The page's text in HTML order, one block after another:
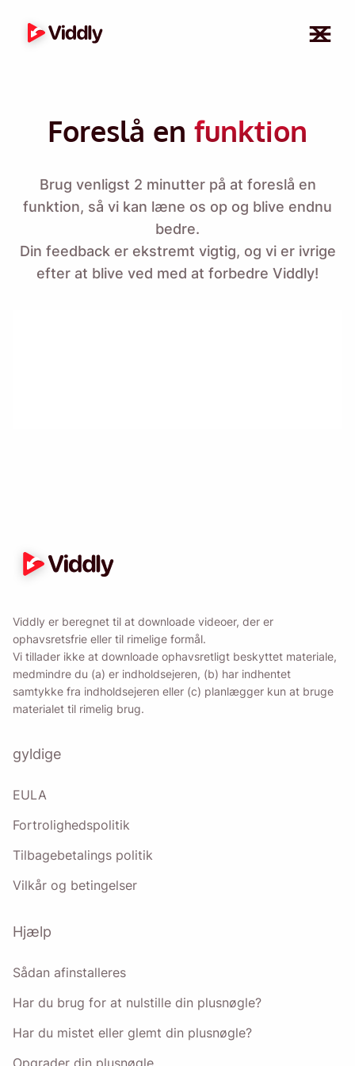
Foreslå en funktion
Brug venligst 2 minutter på at foreslå en
funktion, så vi kan læne os op og blive endnu
bedre.
Din feedback er ekstremt vigtig, og vi er ivrige
efter at blive ved med at forbedre Viddly!
Viddly er beregnet til at downloade videoer, der er
ophavsretsfrie eller til rimelige formål.
Vi tillader ikke at downloade ophavsretligt beskyttet materiale,
medmindre du (a) er indholdsejeren, (b) har indhentet
samtykke fra indholdsejeren eller (c) planlægger kun at bruge
materialet til rimelig brug.
gyldige
EULA
Fortrolighedspolitik
Tilbagebetalings politik
Vilkår og betingelser
Hjælp
Sådan afinstalleres
Har du brug for at nulstille din plusnøgle?
Har du mistet eller glemt din plusnøgle?
Opgrader din plusnøgle
Email
Ved at markere denne mulighed accepterer du vores
privatlivspolitik.